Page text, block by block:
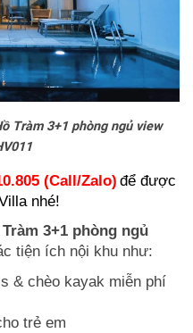
Tràm 3+1 phòng ngủ view
(Call/Zalo) để được
nhé!
3+1 phòng ngủ
tiện ích nội khu như:
& chèo kayak miễn phí
trẻ em